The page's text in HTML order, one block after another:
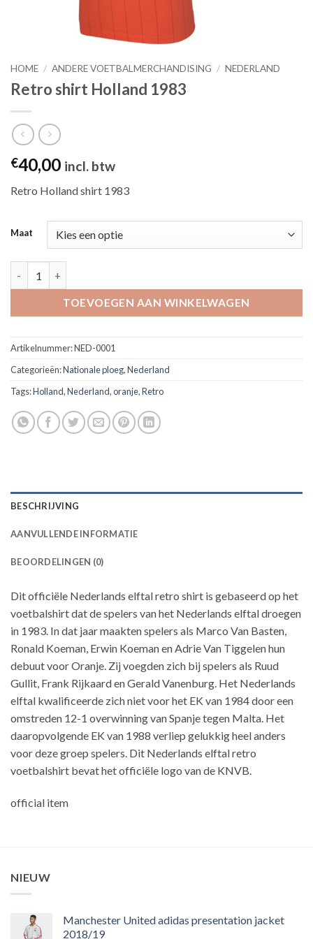
HOME / ANDERE VOETBALMERCHANDISING / NEDERLAND
Retro shirt Holland 1983
€40,00 incl. btw
Retro Holland shirt 1983
Maat
TOEVOEGEN AAN WINKELWAGEN
Artikelnummer:NED-0001
Categorieën:Nationale ploeg,Nederland
Tags:Holland,Nederland,oranje,Retro
BESCHRIJVING
AANVULLENDE INFORMATIE
BEOORDELINGEN (0)
Dit officiële Nederlands elftal retro shirt is gebaseerd op het
voetbalshirt dat de spelers van het Nederlands elftal droegen
in 1983. In dat jaar maakten spelers als Marco Van Basten,
Ronald Koeman, Erwin Koeman en Adrie Van Tiggelen hun
debuut voor Oranje. Zij voegden zich bij spelers als Ruud
Gullit, Frank Rijkaard en Gerald Vanenburg. Het Nederlands
elftal kwalificeerde zich niet voor het EK van 1984 door een
omstreden 12-1 overwinning van Spanje tegen Malta. Het
daaropvolgende EK van 1988 verliep gelukkig heel anders
voor deze groep spelers. Dit Nederlands elftal retro
voetbalshirt bevat het officiële logo van de KNVB.
official item
NIEUW
Manchester United adidas presentation jacket
2018/19